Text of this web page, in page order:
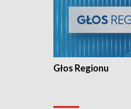
Głos Regionu